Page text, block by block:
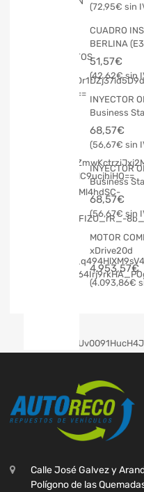
72,95€
CUADRO
BERLINA
51,57€
42,62€
INYECTOR
Business
68,57€
56,67€
INYECTOR
Business
68,57€
56,67€
MOTOR
xDrive20d
4.953,57€
4.093,86€
Calle José Galvez y
Polígono de las